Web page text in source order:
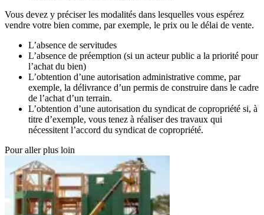
Vous devez y préciser les modalités dans lesquelles vous espérez
vendre votre bien comme, par exemple, le prix ou le délai de vente.
L’absence de servitudes
L’absence de préemption (si un acteur public a la priorité pour
l’achat du bien)
L’obtention d’une autorisation administrative comme, par
exemple, la délivrance d’un permis de construire dans le cadre
de l’achat d’un terrain.
L’obtention d’une autorisation du syndicat de copropriété si, à
titre d’exemple, vous tenez à réaliser des travaux qui
nécessitent l’accord du syndicat de copropriété.
Pour aller plus loin